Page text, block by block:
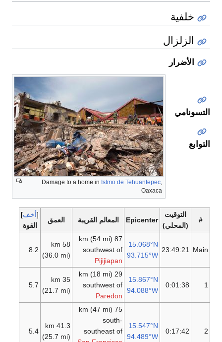
خلفية
الزلزال
الأضرار
Damage to a home in Istmo de Tehuantepec,
Oaxaca
التسونامي
التوابع
#
التوقيت
(المحلي)
Epicenter المعالم القريبة العمق
أخف
القوة
Main
23:49:21
15.068°N
93.715°W
87 km (54 mi)
southwest of
Pijijiapan
58 km
(36.0 mi)
8.2
1
0:01:38
15.867°N
94.088°W
29 km (18 mi)
southwest of
Paredon
35 km
(21.7 mi)
5.7
2
0:17:42
15.547°N
94.489°W
75 km (47 mi)
south-
southeast of
41.3 km
(25.7 mi)
5.4